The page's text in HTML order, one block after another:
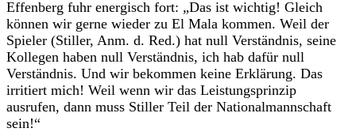
Effenberg fuhr energisch fort: „Das ist wichtig! Gleich
können wir gerne wieder zu El Mala kommen. Weil der
Spieler (Stiller, Anm. d. Red.) hat null Verständnis, seine
Kollegen haben null Verständnis, ich hab dafür null
Verständnis. Und wir bekommen keine Erklärung. Das
irritiert mich! Weil wenn wir das Leistungsprinzip
ausrufen, dann muss Stiller Teil der Nationalmannschaft
sein!“